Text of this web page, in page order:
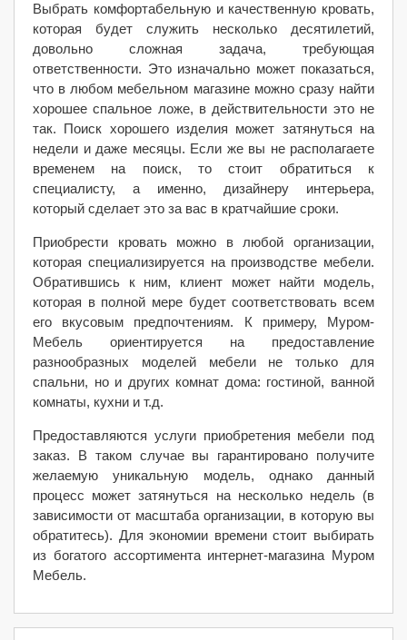
Выбрать комфортабельную и качественную кровать,
которая будет служить несколько десятилетий,
довольно сложная задача, требующая
ответственности. Это изначально может показаться,
что в любом мебельном магазине можно сразу найти
хорошее спальное ложе, в действительности это не
так. Поиск хорошего изделия может затянуться на
недели и даже месяцы. Если же вы не располагаете
временем на поиск, то стоит обратиться к
специалисту, а именно, дизайнеру интерьера,
который сделает это за вас в кратчайшие сроки.
Приобрести кровать можно в любой организации,
которая специализируется на производстве мебели.
Обратившись к ним, клиент может найти модель,
которая в полной мере будет соответствовать всем
его вкусовым предпочтениям. К примеру, Муром-
Мебель ориентируется на предоставление
разнообразных моделей мебели не только для
спальни, но и других комнат дома: гостиной, ванной
комнаты, кухни и т.д.
Предоставляются услуги приобретения мебели под
заказ. В таком случае вы гарантировано получите
желаемую уникальную модель, однако данный
процесс может затянуться на несколько недель (в
зависимости от масштаба организации, в которую вы
обратитесь). Для экономии времени стоит выбирать
из богатого ассортимента интернет-магазина Муром
Мебель.